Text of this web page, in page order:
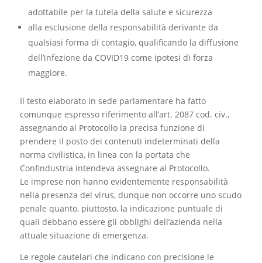
adottabile per la tutela della salute e sicurezza
alla esclusione della responsabilità derivante da
qualsiasi forma di contagio, qualificando la diffusione
dell’infezione da COVID19 come ipotesi di forza
maggiore.
Il testo elaborato in sede parlamentare ha fatto
comunque espresso riferimento all’art. 2087 cod. civ.,
assegnando al Protocollo la precisa funzione di
prendere il posto dei contenuti indeterminati della
norma civilistica, in linea con la portata che
Confindustria intendeva assegnare al Protocollo.
Le imprese non hanno evidentemente responsabilità
nella presenza del virus, dunque non occorre uno scudo
penale quanto, piuttosto, la indicazione puntuale di
quali debbano essere gli obblighi dell’azienda nella
attuale situazione di emergenza.
Le regole cautelari che indicano con precisione le